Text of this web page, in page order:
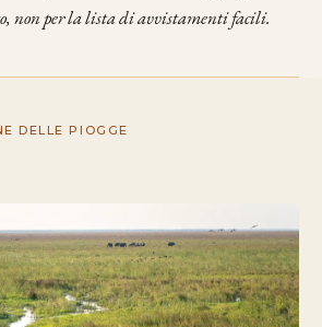
non per la lista di avvistamenti facili.
DELLE PIOGGE